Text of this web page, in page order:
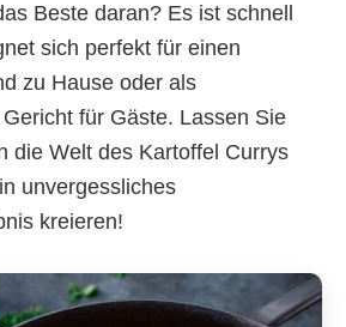
Beste daran? Es ist schnell
sich perfekt für einen
zu Hause oder als
für Gäste. Lassen Sie
die Welt des Kartoffel Currys
unvergessliches
kreieren!